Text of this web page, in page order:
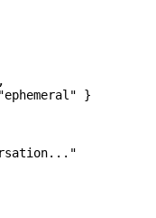
,
"ephemeral" }